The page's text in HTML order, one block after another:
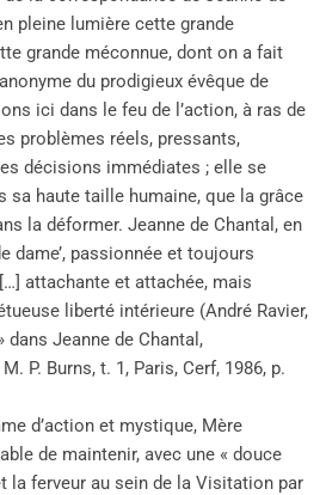
pleine lumière cette grande
grande méconnue, dont on a fait
du prodigieux évêque de
ici dans le feu de l’action, à ras de
problèmes réels, pressants,
décisions immédiates ; elle se
sa haute taille humaine, que la grâce
la déformer. Jeanne de Chantal, en
dame’, passionnée et toujours
attachante et attachée, mais
liberté intérieure (André Ravier,
dans Jeanne de Chantal,
P. Burns, t. 1, Paris, Cerf, 1986, p.
d’action et mystique, Mère
de maintenir, avec une « douce
la ferveur au sein de la Visitation par